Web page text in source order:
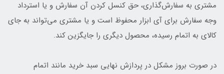
مشتری به سفارش‌‏گذاری، حق کنسل کردن آن سفارش و یا استرداد
وجه سفارش برای آی ابزار محفوظ است و یا مشتری می‏‌تواند به جای
کالای به اتمام رسیده، محصول دیگری را جایگزین کند.
در صورت بروز مشکل در پردازش نهایی سبد خرید مانند اتمام